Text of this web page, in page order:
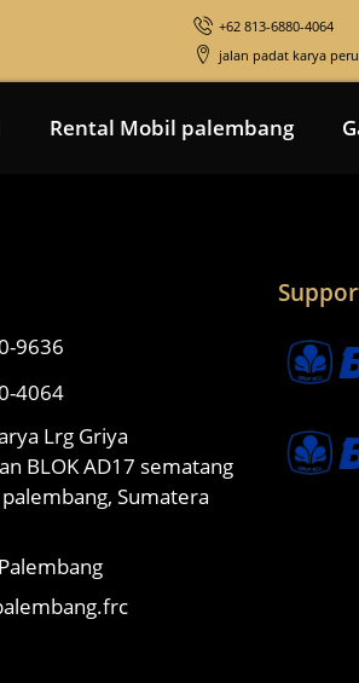
+62 813-6880-4064
jalan padat karya
Rental Mobil palembang
9636
4064
Lrg Griya
BLOK AD17 sematang
Sumatera